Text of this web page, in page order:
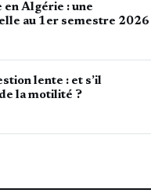
Algérie : une
au 1er semestre 2026
lente : et s’il
la motilité ?